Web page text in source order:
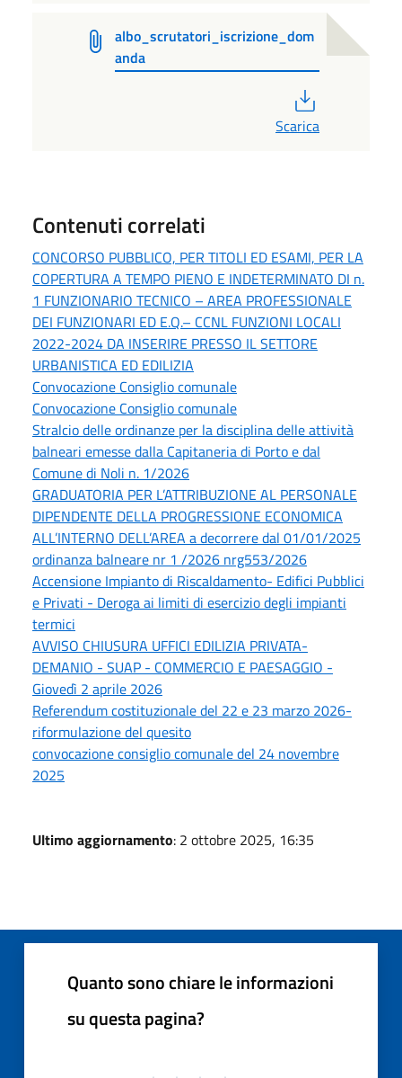
albo_scrutatori_iscrizione_dom
anda
Scarica
Contenuti correlati
CONCORSO PUBBLICO, PER TITOLI ED ESAMI, PER LA
COPERTURA A TEMPO PIENO E INDETERMINATO DI n.
1 FUNZIONARIO TECNICO – AREA PROFESSIONALE
DEI FUNZIONARI ED E.Q.– CCNL FUNZIONI LOCALI
2022-2024 DA INSERIRE PRESSO IL SETTORE
URBANISTICA ED EDILIZIA
Convocazione Consiglio comunale
Convocazione Consiglio comunale
Stralcio delle ordinanze per la disciplina delle attività
balneari emesse dalla Capitaneria di Porto e dal
Comune di Noli n. 1/2026
GRADUATORIA PER L’ATTRIBUZIONE AL PERSONALE
DIPENDENTE DELLA PROGRESSIONE ECONOMICA
ALL’INTERNO DELL’AREA a decorrere dal 01/01/2025
ordinanza balneare nr 1 /2026 nrg553/2026
Accensione Impianto di Riscaldamento- Edifici Pubblici
e Privati - Deroga ai limiti di esercizio degli impianti
termici
AVVISO CHIUSURA UFFICI EDILIZIA PRIVATA-
DEMANIO - SUAP - COMMERCIO E PAESAGGIO -
Giovedì 2 aprile 2026
Referendum costituzionale del 22 e 23 marzo 2026-
riformulazione del quesito
convocazione consiglio comunale del 24 novembre
2025
Ultimo aggiornamento: 2 ottobre 2025, 16:35
Quanto sono chiare le informazioni
su questa pagina?